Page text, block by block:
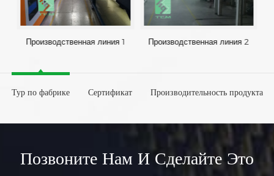
Производственная линия 1 Производственная линия 2
Тур по фабрике Сертификат Производительность продукта
Позвоните Нам И Сделайте Это